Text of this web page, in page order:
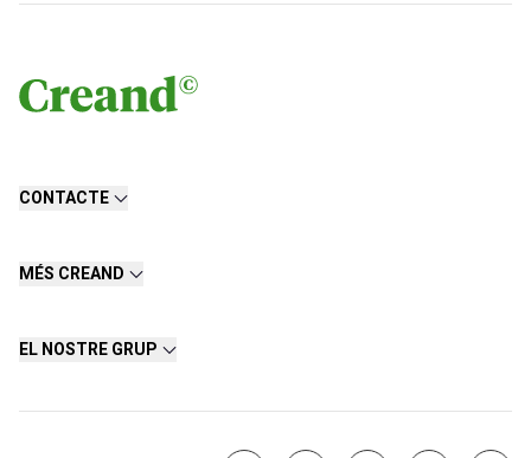
CONTACTE
MÉS CREAND
EL NOSTRE GRUP